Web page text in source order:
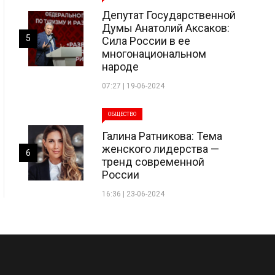
Депутат Государственной
Думы Анатолий Аксаков:
Сила России в ее
многонациональном
народе
07:27 | 19-06-2024
5
ОБЩЕСТВО
Галина Ратникова: Тема
женского лидерства —
тренд современной
России
16:36 | 23-06-2024
6